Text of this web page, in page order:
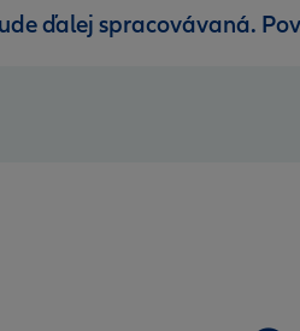
ďalej spracovávaná.